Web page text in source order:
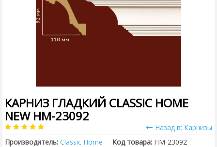
КАРНИЗ ГЛАДКИЙ CLASSIC HOME
NEW HM-23092
Назад в: Карнизы
Производитель: Classic Home Код товара: HM-23092